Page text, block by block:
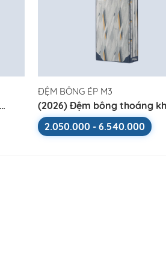
ĐỆM BÔNG ÉP M3
(2026) Đệm bông thoáng
Standard
2.050.000 - 6.540.000